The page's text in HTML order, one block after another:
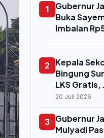
1
Gubernur
Buka
Imbalan
2
Kepala
Bingung
LKS Gratis,
Kunjung
20 Juli 2026
3 Gubernur
Mulyadi